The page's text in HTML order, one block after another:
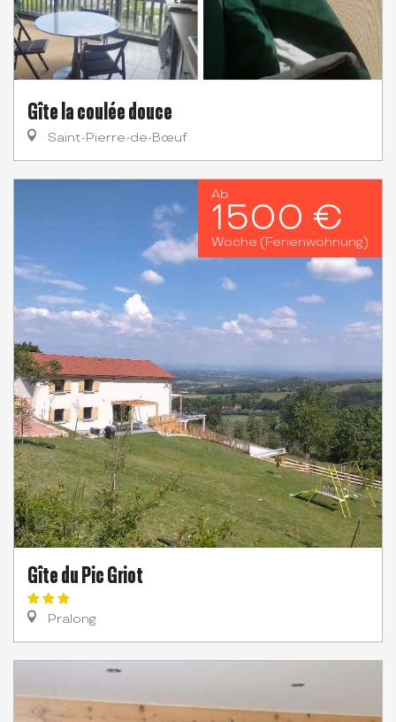
Gîte la coulée douce
Saint-Pierre-de-Bœuf
Ab
1500 €
Woche (Ferienwohnung)
Gîte du Pic Griot
Pralong